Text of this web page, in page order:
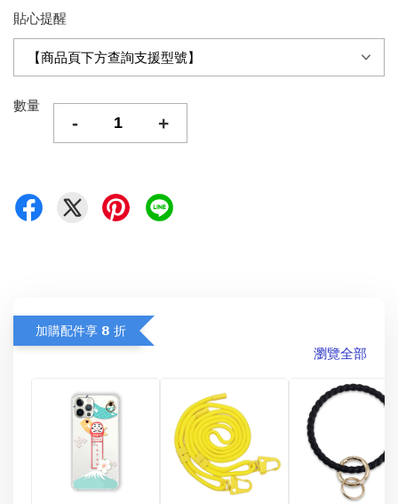
貼心提醒
數量
- +
加購配件享 𝟴 折
瀏覽全部